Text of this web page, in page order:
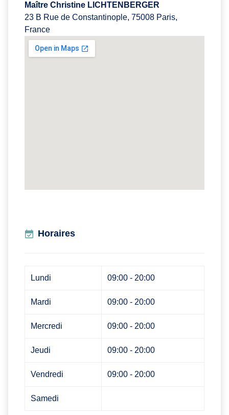
Maître Christine LICHTENBERGER
23 B Rue de Constantinople, 75008 Paris,
France
Horaires
Lundi 09:00 - 20:00
Mardi 09:00 - 20:00
Mercredi 09:00 - 20:00
Jeudi 09:00 - 20:00
Vendredi 09:00 - 20:00
Samedi